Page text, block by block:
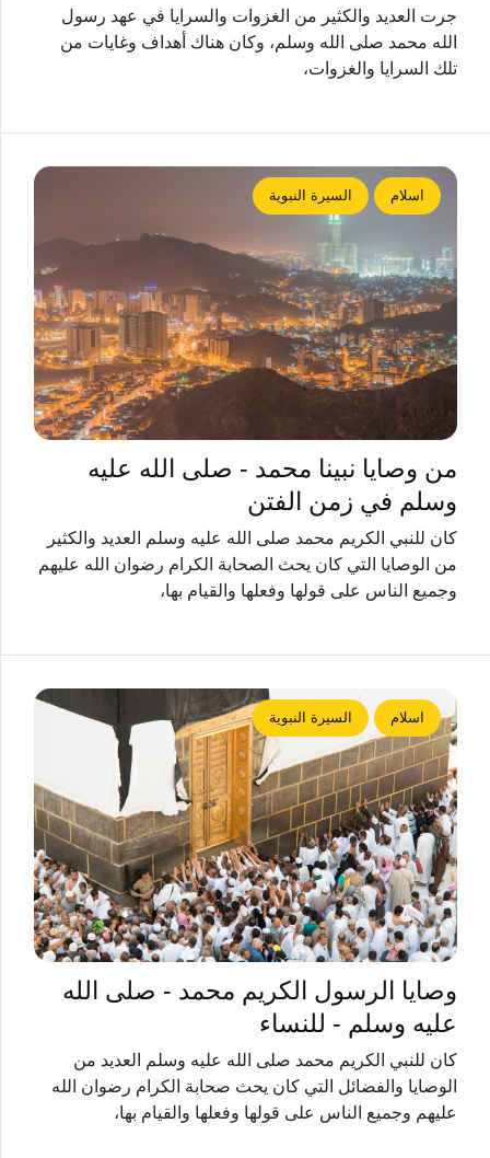
جرت العديد والكثير من الغزوات والسرايا في عهد رسول
الله محمد صلى الله وسلم، وكان هناك أهداف وغايات من
تلك السرايا والغزوات،
اسلام السيرة النبوية
من وصايا نبينا محمد - صلى الله عليه
وسلم في زمن الفتن
كان للنبي الكريم محمد صلى الله عليه وسلم العديد والكثير
من الوصايا التي كان يحث الصحابة الكرام رضوان الله عليهم
وجميع الناس على قولها وفعلها والقيام بها،
اسلام السيرة النبوية
وصايا الرسول الكريم محمد - صلى الله
عليه وسلم - للنساء
كان للنبي الكريم محمد صلى الله عليه وسلم العديد من
الوصايا والفضائل التي كان يحث صحابة الكرام رضوان الله
عليهم وجميع الناس على قولها وفعلها والقيام بها،